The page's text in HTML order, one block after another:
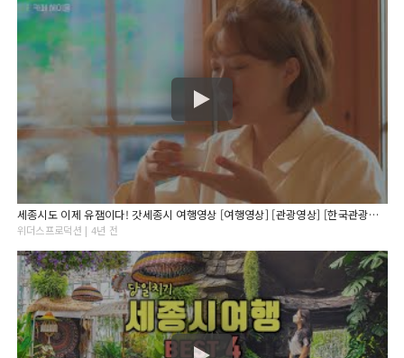
세종시도 이제 유잼이다! 갓세종시 여행영상 [여행영상] [관광영상] [한국관광공사]
위더스프로덕션 | 4년 전